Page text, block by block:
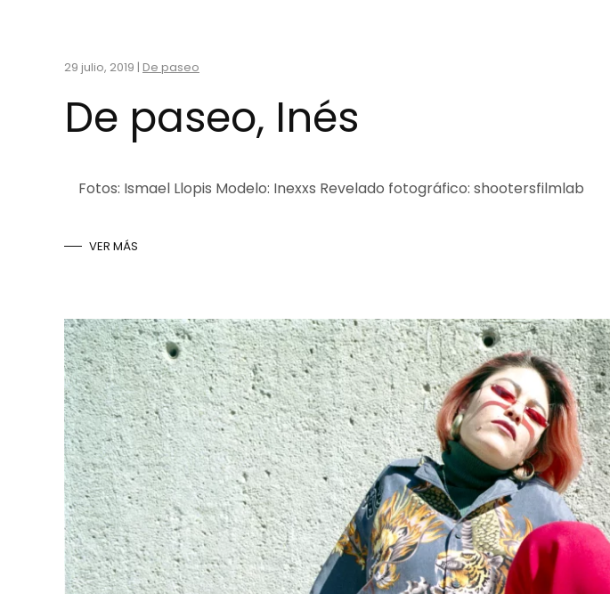
29 julio, 2019 | De paseo
De paseo, Inés
Fotos: Ismael Llopis Modelo: Inexxs Revelado fotográfico: shootersfilmlab
VER MÁS